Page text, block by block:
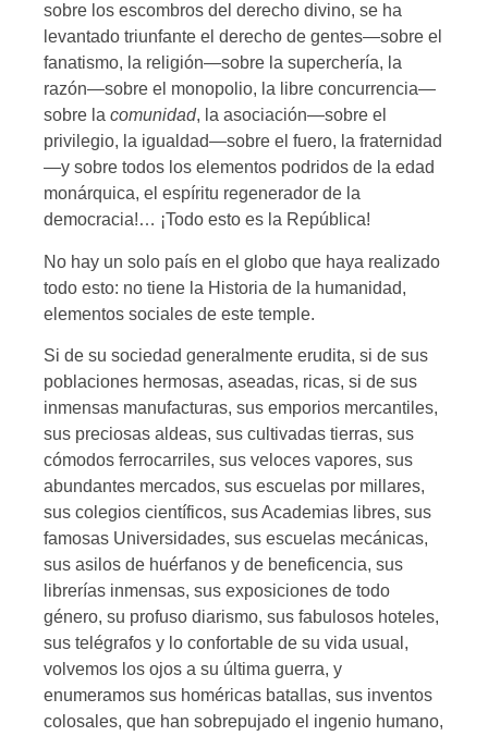
sobre los escombros del derecho divino, se ha
levantado triunfante el derecho de gentes—sobre el
fanatismo, la religión—sobre la superchería, la
razón—sobre el monopolio, la libre concurrencia—
sobre la comunidad, la asociación—sobre el
privilegio, la igualdad—sobre el fuero, la fraternidad
—y sobre todos los elementos podridos de la edad
monárquica, el espíritu regenerador de la
democracia!… ¡Todo esto es la República!
No hay un solo país en el globo que haya realizado
todo esto: no tiene la Historia de la humanidad,
elementos sociales de este temple.
Si de su sociedad generalmente erudita, si de sus
poblaciones hermosas, aseadas, ricas, si de sus
inmensas manufacturas, sus emporios mercantiles,
sus preciosas aldeas, sus cultivadas tierras, sus
cómodos ferrocarriles, sus veloces vapores, sus
abundantes mercados, sus escuelas por millares,
sus colegios científicos, sus Academias libres, sus
famosas Universidades, sus escuelas mecánicas,
sus asilos de huérfanos y de beneficencia, sus
librerías inmensas, sus exposiciones de todo
género, su profuso diarismo, sus fabulosos hoteles,
sus telégrafos y lo confortable de su vida usual,
volvemos los ojos a su última guerra, y
enumeramos sus homéricas batallas, sus inventos
colosales, que han sobrepujado el ingenio humano,